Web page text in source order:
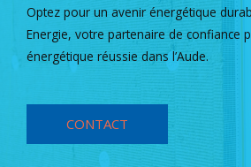
Optez pour un avenir énergétique
Energie, votre partenaire de confiance
énergétique réussie dans l’Aude.
CONTACT